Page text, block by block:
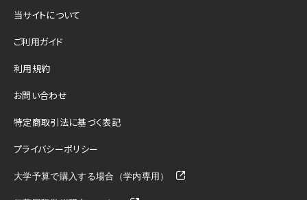
当サイトについて
ご利用ガイド
利用規約
お問い合わせ
特定商取引法に基づく表記
プライバシーポリシー
大学予算で購入する場合（学内専用）